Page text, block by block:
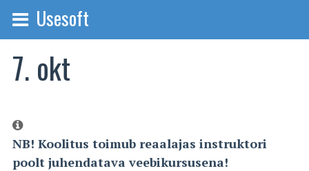
Usesoft
7. okt
NB! Koolitus toimub reaalajas instruktori
poolt juhendatava veebikursusena!